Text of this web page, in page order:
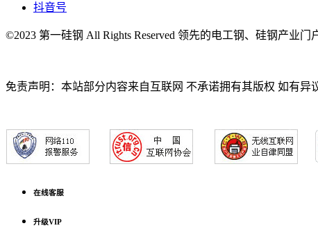
抖音号
©2023 第一硅钢 All Rights Reserved 领先的电工钢、硅钢产业门
免责声明：本站部分内容来自互联网 不承诺拥有其版权 如有
在线客服
升级VIP